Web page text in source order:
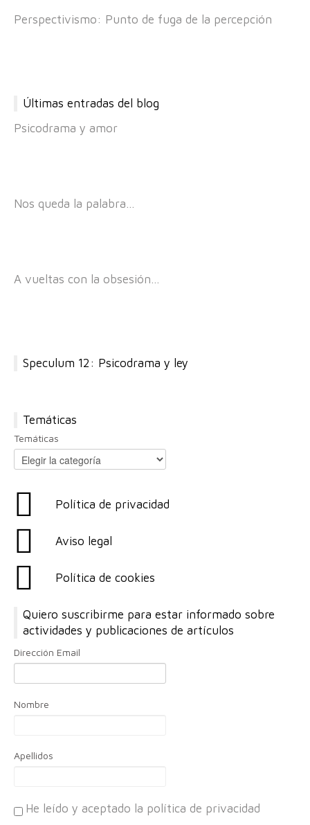
Perspectivismo: Punto de fuga de la percepción
Últimas entradas del blog
Psicodrama y amor
Nos queda la palabra…
A vueltas con la obsesión…
Speculum 12: Psicodrama y ley
Temáticas
Temáticas
Política de privacidad
Aviso legal
Política de cookies
Quiero suscribirme para estar informado sobre
actividades y publicaciones de artículos
Dirección Email
Nombre
Apellidos
He leído y aceptado la política de privacidad